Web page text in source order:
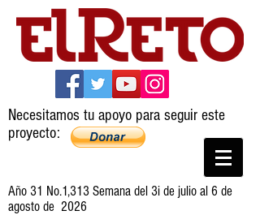
Necesitamos tu apoyo para seguir este
proyecto:
Año 31 No.1,313 Semana del 3i de julio al 6 de
agosto de 2026